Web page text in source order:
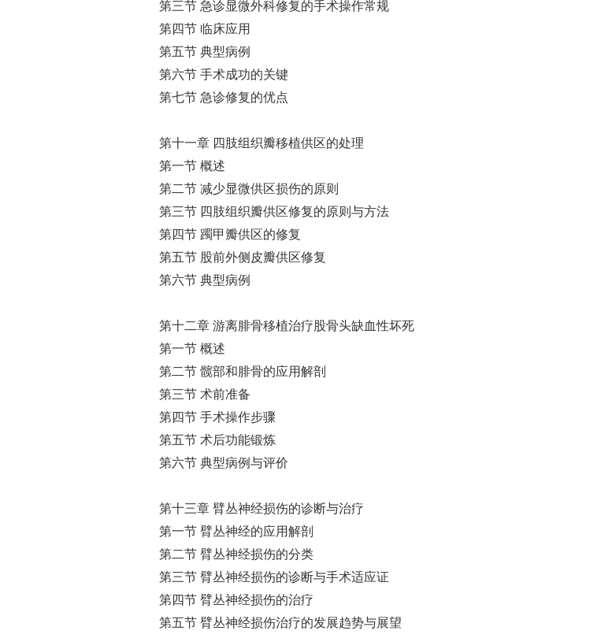
第三节 急诊显微外科修复的手术操作常规
第四节 临床应用
第五节 典型病例
第六节 手术成功的关键
第七节 急诊修复的优点
第十一章 四肢组织瓣移植供区的处理
第一节 概述
第二节 减少显微供区损伤的原则
第三节 四肢组织瓣供区修复的原则与方法
第四节 躅甲瓣供区的修复
第五节 股前外侧皮瓣供区修复
第六节 典型病例
第十二章 游离腓骨移植治疗股骨头缺血性坏死
第一节 概述
第二节 髋部和腓骨的应用解剖
第三节 术前准备
第四节 手术操作步骤
第五节 术后功能锻炼
第六节 典型病例与评价
第十三章 臂丛神经损伤的诊断与治疗
第一节 臂丛神经的应用解剖
第二节 臂丛神经损伤的分类
第三节 臂丛神经损伤的诊断与手术适应证
第四节 臂丛神经损伤的治疗
第五节 臂丛神经损伤治疗的发展趋势与展望